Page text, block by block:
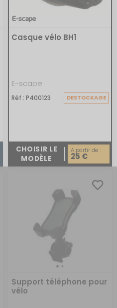
Casque vélo BH1
E-scape
Réf : P400123 DESTOCKAGE
CHOISIR LE
MODÈLE
A partir de :
25 €
Support téléphone pour
vélo